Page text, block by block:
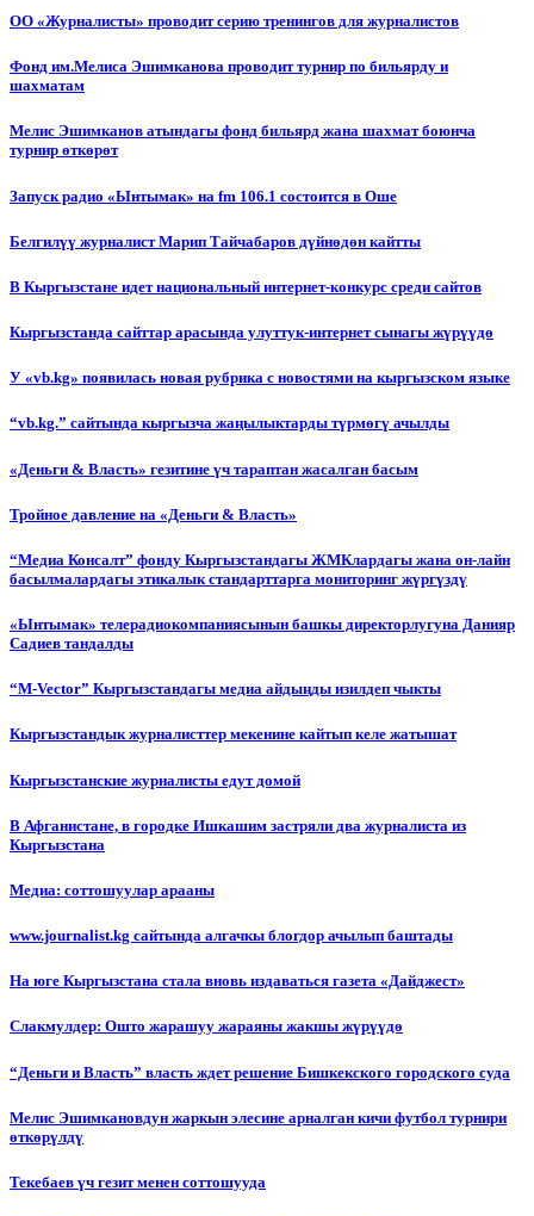
ОО «Журналисты» проводит серию тренингов для журналистов
Фонд им.Мелиса Эшимканова проводит турнир по бильярду и
шахматам
Мелис Эшимканов атындагы фонд бильярд жана шахмат боюнча
турнир өткөрөт
Запуск радио «Ынтымак» на fm 106.1 состоится в Оше
Белгилүү журналист Марип Тайчабаров дүйнөдөн кайтты
В Кыргызстане идет национальный интернет-конкурс среди сайтов
Кыргызстанда сайттар арасында улуттук-интернет сынагы жүрүүдө
У «vb.kg» появилась новая рубрика с новостями на кыргызском языке
“vb.kg.” сайтында кыргызча жаңылыктарды түрмөгү ачылды
«Деньги & Власть» гезитине үч тараптан жасалган басым
Тройное давление на «Деньги & Власть»
“Медиа Консалт” фонду Кыргызстандагы ЖМКлардагы жана он-лайн
басылмалардагы этикалык стандарттарга мониторинг жүргүздү
«Ынтымак» телерадиокомпаниясынын башкы директорлугуна Данияр
Садиев тандалды
“М-Vector” Кыргызстандагы медиа айдыңды изилдеп чыкты
Кыргызстандык журналисттер мекенине кайтып келе жатышат
Кыргызстанские журналисты едут домой
В Афганистане, в городке Ишкашим застряли два журналиста из
Кыргызстана
Медиа: соттошуулар арааны
www.journalist.kg сайтында алгачкы блогдор ачылып баштады
На юге Кыргызстана стала вновь издаваться газета «Дайджест»
Слакмулдер: Ошто жарашуу жараяны жакшы жүрүүдө
“Деньги и Власть” власть ждет решение Бишкекского городского суда
Мелис Эшимкановдун жаркын элесине арналган кичи футбол турнири
өткөрүлдү
Текебаев үч гезит менен соттошууда